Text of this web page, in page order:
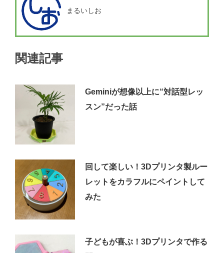
まるいしお
関連記事
Geminiが想像以上に“対話型レッ
スン”だった話
回して楽しい！3Dプリンタ製ルー
レットをカラフルにペイントして
みた
子どもが喜ぶ！3Dプリンタで作る